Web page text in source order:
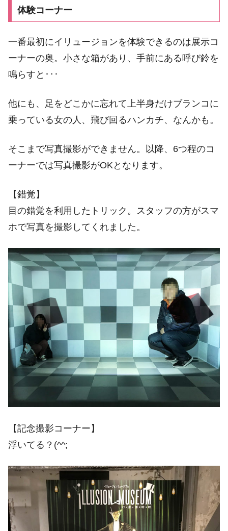
体験コーナー
一番最初にイリュージョンを体験できるのは展示コ
ーナーの奥。小さな箱があり、手前にある呼び鈴を
鳴らすと･･･
他にも、足をどこかに忘れて上半身だけブランコに
乗っている女の人、飛び回るハンカチ、なんかも。
そこまで写真撮影ができません。以降、6つ程のコ
ーナーでは写真撮影がOKとなります。
【錯覚】
目の錯覚を利用したトリック。スタッフの方がスマ
ホで写真を撮影してくれました。
【記念撮影コーナー】
浮いてる？(^^;